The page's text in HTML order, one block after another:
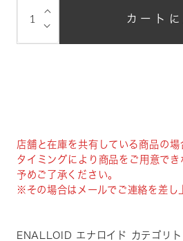
⌵
⌵ カート
店舗と在庫を共有している商品の
タイミングにより商品をご用意で
予めご了承ください。
※その場合はメールでご連絡を差し
ENALLOID エナロイド カテゴリト